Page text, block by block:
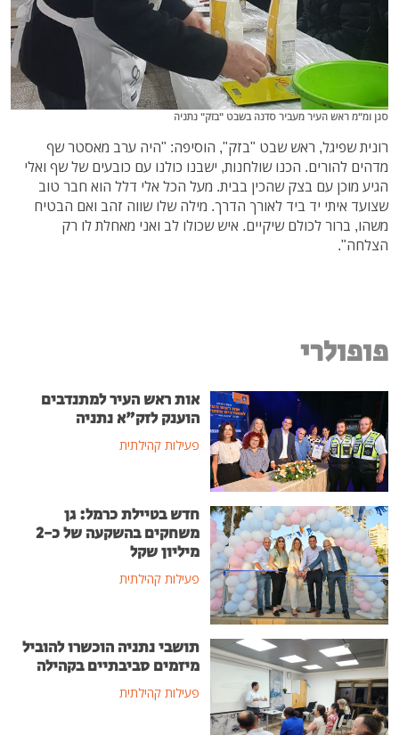
סגן ומ"מ ראש העיר מעביר סדנה בשבט "בזק" נתניה
רונית שפיגל, ראש שבט "בזק", הוסיפה: "היה ערב מאסטר שף
מדהים להורים. הכנו שולחנות, ישבנו כולנו עם כובעים של שף ואלי
הגיע מוכן עם בצק שהכין בבית. מעל הכל אלי דלל הוא חבר טוב
שצועד איתי יד ביד לאורך הדרך. מילה שלו שווה זהב ואם הבטיח
משהו, ברור לכולם שיקיים. איש שכולו לב ואני מאחלת לו רק
הצלחה".
פופולרי
אות ראש העיר למתנדבים
הוענק לזק"א נתניה
פעילות קהילתית
חדש בטיילת כרמל: גן
משחקים בהשקעה של כ-2
מיליון שקל
פעילות קהילתית
תושבי נתניה הוכשרו להוביל
מיזמים סביבתיים בקהילה
פעילות קהילתית